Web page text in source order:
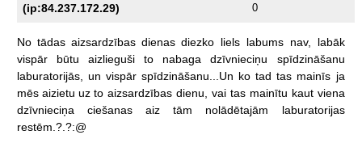
(ip:84.237.172.29)
0
No tādas aizsardzības dienas diezko liels labums nav,
labāk
vispār
būtu aizlieguši to nabaga dzīvnieciņu
spīdzināšanu
laburatorijās,
un vispār spīdzināšanu...Un ko tad tas mainīs ja
mēs aizietu uz to aizsardzības dienu, vai tas mainītu kaut viena
dzīvnieciņa
ciešanas aiz tām nolādētajām
laburatorijas
restēm.?.?:@